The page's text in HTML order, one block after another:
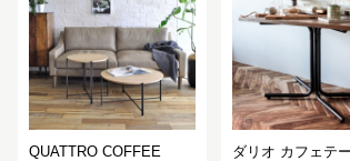
QUATTRO COFFEE
ダリオ カフェテ